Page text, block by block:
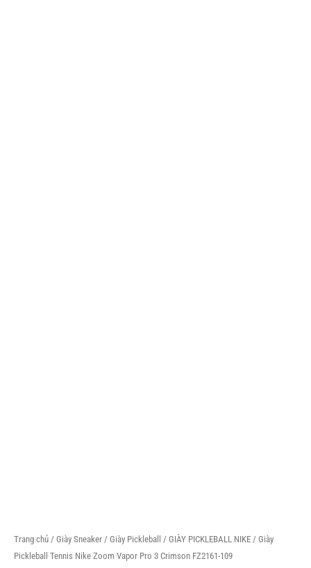
Trang chủ / Giày Sneaker / Giày Pickleball / GIÀY PICKLEBALL NIKE / Giày
Pickleball Tennis Nike Zoom Vapor Pro 3 Crimson FZ2161-109